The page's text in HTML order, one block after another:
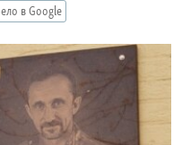
в Google